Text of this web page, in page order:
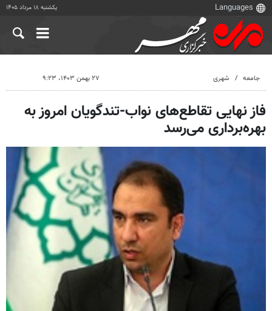
یکشنبه ۱۸ مرداد ۱۴۰۵
جامعه شهری ۲۷ بهمن ۱۴۰۳، ۹:۲۳
فاز نهایی تقاطع‌های نواب-تندگویان امروز به
بهره‌برداری می‌رسد